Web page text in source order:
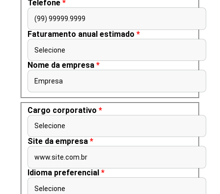
Telefone *
(99) 99999.9999
Faturamento anual estimado *
Selecione
Nome da empresa *
Empresa
Cargo corporativo *
Selecione
Site da empresa *
www.site.com.br
Idioma preferencial *
Selecione